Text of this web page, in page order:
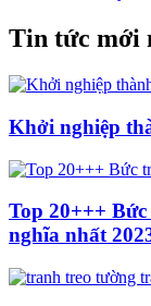
Tin tức mới
Khởi nghiệp
Top 20+++
nghĩa nhất